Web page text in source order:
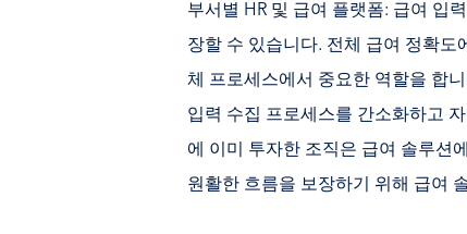
부서별 HR 및 급여 플랫폼: 급여 입
장할 수 있습니다. 전체 급여 정확도
체 프로세스에서 중요한 역할을 합
입력 수집 프로세스를 간소화하고
에 이미 투자한 조직은 급여 솔루션
원활한 흐름을 보장하기 위해 급여